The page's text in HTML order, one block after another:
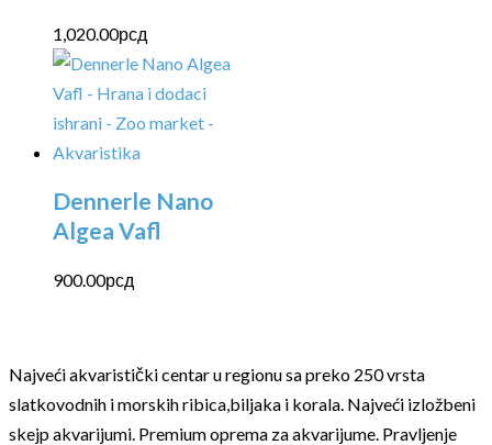
1,020.00рсд
Dennerle Nano
Algea Vafl
900.00рсд
Najveći akvaristički centar u regionu sa preko 250 vrsta
slatkovodnih i morskih ribica,biljaka i korala. Najveći izložbeni
skejp akvarijumi. Premium oprema za akvarijume. Pravljenje